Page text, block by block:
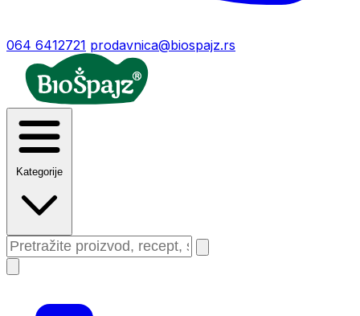
064 6412721 prodavnica@biospajz.rs
Kategorije